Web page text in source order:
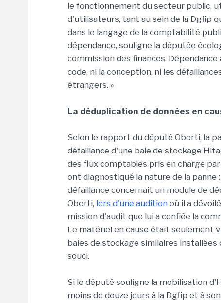
le fonctionnement du secteur public,
d'utilisateurs, tant au sein de la Dgfip
dans le langage de la comptabilité
dépendance, souligne la députée
commission des finances.
code, ni la conception, ni les
étrangers. »
La déduplication de données en
Selon le rapport du député Oberti, la
défaillance d'une baie de stockage
des flux comptables pris en charge
ont diagnostiqué la nature de la
défaillance concernait un module de
Oberti, lors d'une audition où il a
mission d'audit que lui a confiée la
Le matériel en cause était seulement
baies de stockage similaires installées
souci.
Si le député souligne la mobilisation
moins de douze jours à la Dgfip et à